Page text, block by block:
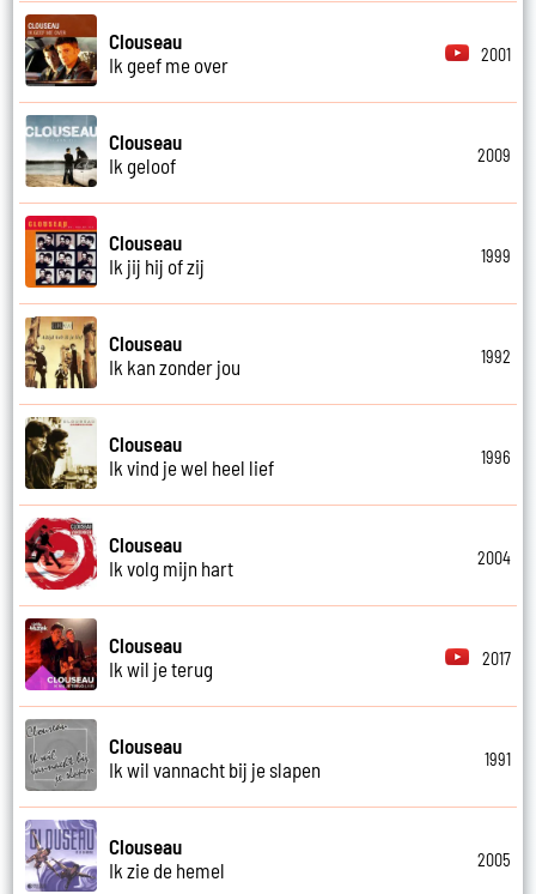
Clouseau
Ik geef me over
2001
Clouseau
Ik geloof
2009
Clouseau
Ik jij hij of zij
1999
Clouseau
Ik kan zonder jou
1992
Clouseau
Ik vind je wel heel lief
1996
Clouseau
Ik volg mijn hart
2004
Clouseau
Ik wil je terug
2017
Clouseau
Ik wil vannacht bij je slapen
1991
Clouseau
Ik zie de hemel
2005